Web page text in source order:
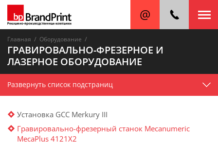
Главная / Оборудование /
ГРАВИРОВАЛЬНО-ФРЕЗЕРНОЕ И
ЛАЗЕРНОЕ ОБОРУДОВАНИЕ
Развернуть список подстраниц
Установка GCC Merkury III
Гравировально-фрезерный станок Mecanumeric
MecaPlus 4121X2